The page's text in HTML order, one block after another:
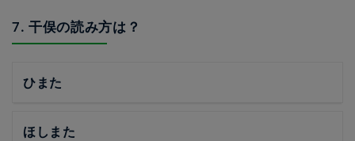
7. 干俣の読み方は？
ひまた
ほしまた